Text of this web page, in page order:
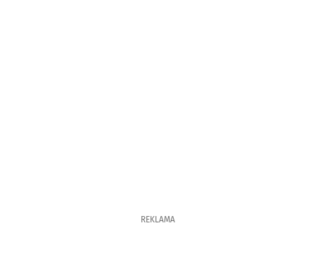
REKLAMA